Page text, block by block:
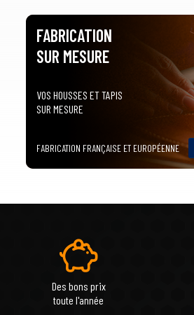
FABRICATION
SUR MESURE
VOS HOUSSES ET TAPIS
SUR MESURE
FABRICATION FRANÇAISE ET EUROPÉENNE
Des bons prix
toute l'année